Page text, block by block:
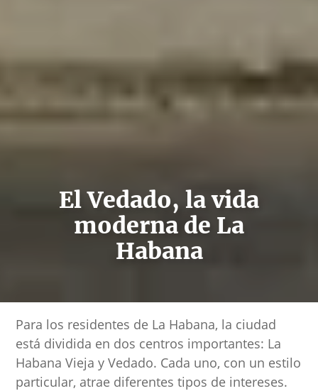
El Vedado, la vida
moderna de La
Habana
Para los residentes de La Habana, la ciudad
está dividida en dos centros importantes: La
Habana Vieja y Vedado. Cada uno, con un estilo
particular, atrae diferentes tipos de intereses.